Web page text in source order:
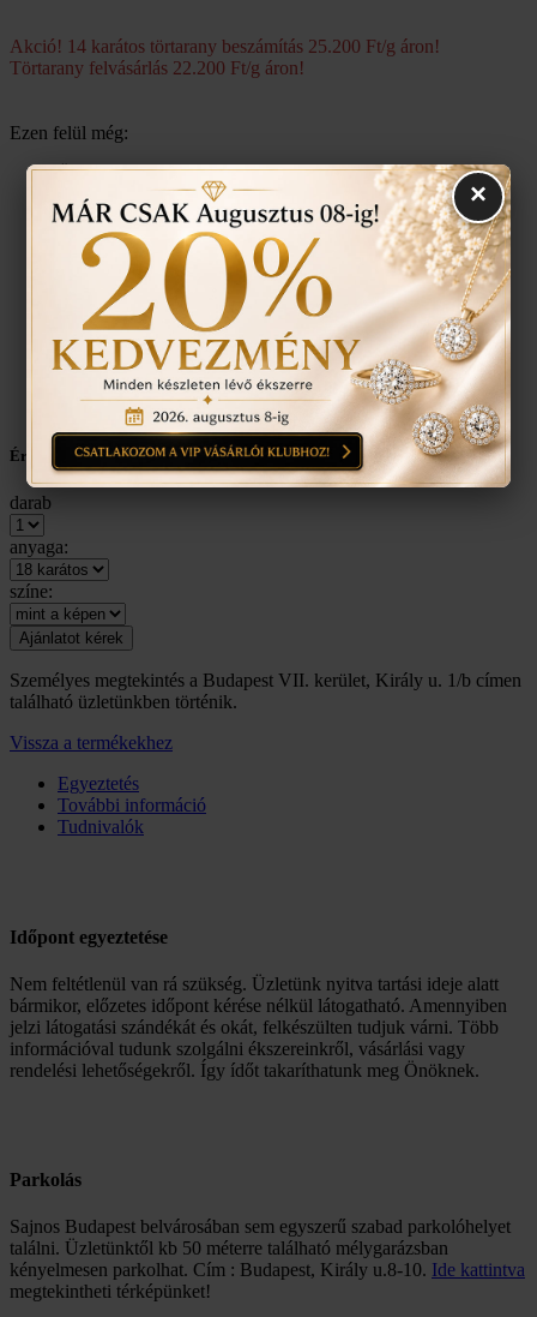
Akció! 14 karátos törtarany beszámítás 25.200 Ft/g áron!
Törtarany felvásárlás 22.200 Ft/g áron!
Ezen felül még:
Örökös garanciális tisztítás, polírozás
Ingyenes méret állítás
Vásárlási bizonylat avagy (Certificate) mely tartalmazza a
felhasznált kövek minőségét az ékszerben található
anyagokat.
Ékszertartó doboz és ajándék tartó táska minden ékszerhez
Évente 1 alkalommal ingyenes ellenőrzés, rejtett károsodás
történt-e , mozgó kő, repedés a gyűrűn stb. Az általunk
felfedezett hibákat ingyenesen javítjuk.
Érdekel a termék, ajánlatot kérek
darab
anyaga:
színe:
Személyes megtekintés a Budapest VII. kerület, Király u. 1/b címen
található üzletünkben történik.
Vissza a termékekhez
Egyeztetés
További információ
Tudnivalók
Időpont egyeztetése
Nem feltétlenül van rá szükség. Üzletünk nyitva tartási ideje alatt
bármikor, előzetes időpont kérése nélkül látogatható. Amennyiben
jelzi látogatási szándékát és okát, felkészülten tudjuk várni. Több
információval tudunk szolgálni ékszereinkről, vásárlási vagy
rendelési lehetőségekről. Így ídőt takaríthatunk meg Önöknek.
Parkolás
Sajnos Budapest belvárosában sem egyszerű szabad parkolóhelyet
találni. Üzletünktől kb 50 méterre található mélygarázsban
kényelmesen parkolhat. Cím : Budapest, Király u.8-10. Ide kattintva
megtekintheti térképünket!
×